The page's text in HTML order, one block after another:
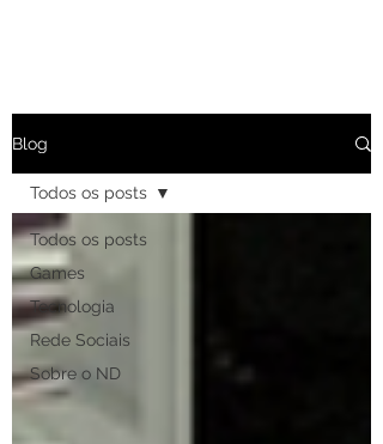
Blog
Todos os posts
Games
Tecnologia
Rede Sociais
Sobre o ND
Todos os posts